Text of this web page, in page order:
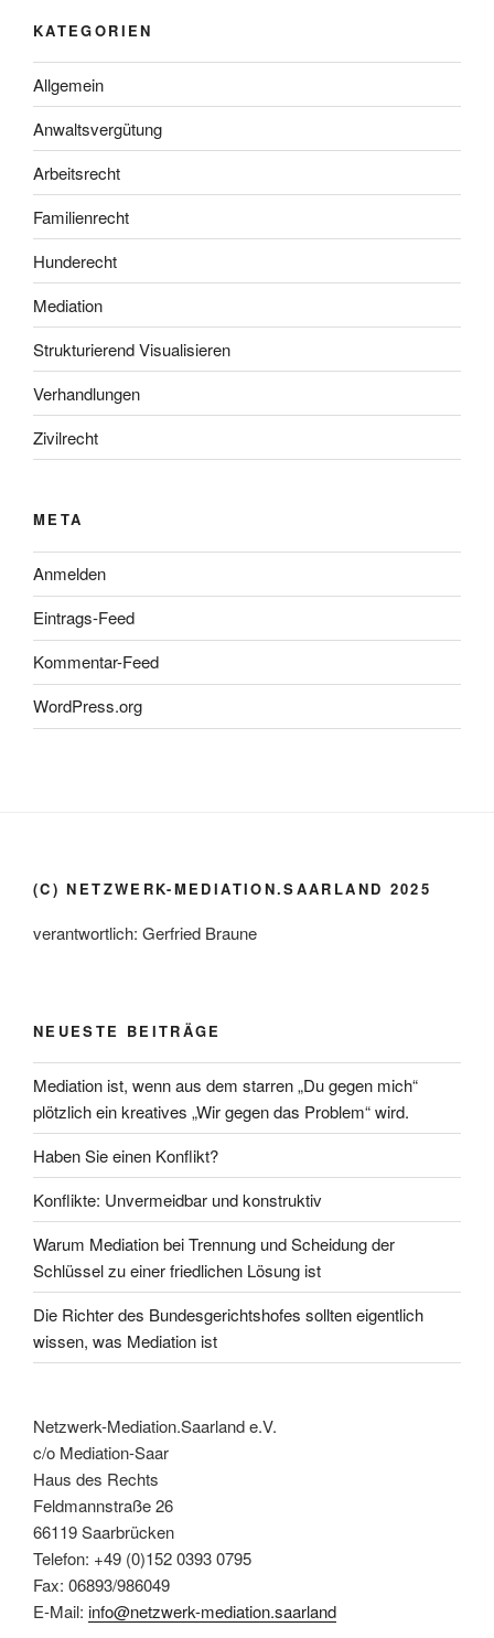
KATEGORIEN
Allgemein
Anwaltsvergütung
Arbeitsrecht
Familienrecht
Hunderecht
Mediation
Strukturierend Visualisieren
Verhandlungen
Zivilrecht
META
Anmelden
Eintrags-Feed
Kommentar-Feed
WordPress.org
(C) NETZWERK-MEDIATION.SAARLAND 2025
verantwortlich: Gerfried Braune
NEUESTE BEITRÄGE
Mediation ist, wenn aus dem starren „Du gegen mich“
plötzlich ein kreatives „Wir gegen das Problem“ wird.
Haben Sie einen Konflikt?
Konflikte: Unvermeidbar und konstruktiv
Warum Mediation bei Trennung und Scheidung der
Schlüssel zu einer friedlichen Lösung ist
Die Richter des Bundesgerichtshofes sollten eigentlich
wissen, was Mediation ist
Netzwerk-Mediation.Saarland e.V.
c/o Mediation-Saar
Haus des Rechts
Feldmannstraße 26
66119 Saarbrücken
Telefon: +49 (0)152 0393 0795
Fax: 06893/986049
E-Mail: info@netzwerk-mediation.saarland